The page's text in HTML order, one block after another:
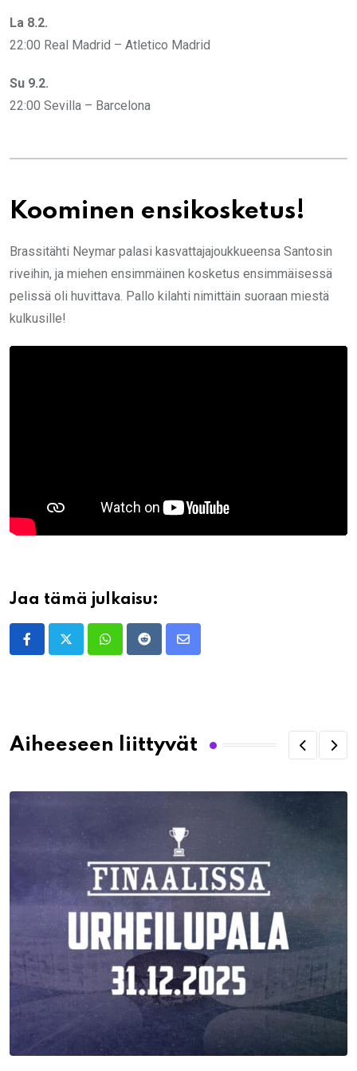
La 8.2.
22:00 Real Madrid – Atletico Madrid
Su 9.2.
22:00 Sevilla – Barcelona
Koominen ensikosketus!
Brassitähti Neymar palasi kasvattajajoukkueensa Santosin
riveihin, ja miehen ensimmäinen kosketus ensimmäisessä
pelissä oli huvittava. Pallo kilahti nimittäin suoraan miestä
kulkusille!
Jaa tämä julkaisu:
WhatsappRedditShare
Aiheeseen liittyvät